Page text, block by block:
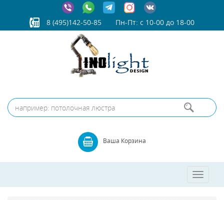
8 (495)142-50-85 Пн-Пт: с 10-00 до 18-00
Ваша Корзина
Toggle